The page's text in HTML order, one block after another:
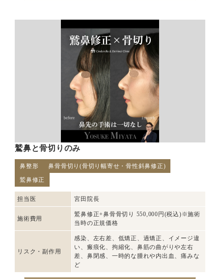
鷲鼻と骨切りのみ
鼻整形
鼻骨骨切り(骨切り幅寄せ・骨性斜鼻修正)
鷲鼻修正
担当医 宮田院長
施術費用
鷲鼻修正+鼻骨骨切り 550,000円(税込)※施術
当時の正規価格
リスク・副作用
感染、左右差、低矯正、過矯正、イメージ違
い、瘢痕化、拘縮化、鼻筋の曲がりや左右
差、鼻閉感、一時的な腫れや内出血、痛みな
ど